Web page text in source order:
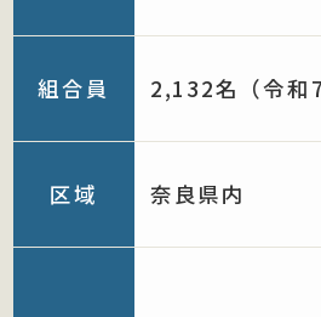
組合員 2,132名（令和
区域 奈良県内